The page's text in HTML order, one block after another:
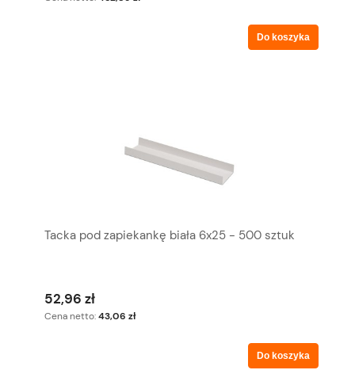
Do koszyka
Tacka pod zapiekankę biała 6x25 - 500 sztuk
52,96 zł
Cena netto:43,06 zł
Do koszyka